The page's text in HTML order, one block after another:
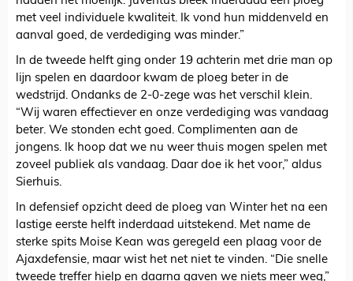
met veel individuele kwaliteit. Ik vond hun middenveld en
aanval goed, de verdediging was minder.”
In de tweede helft ging onder 19 achterin met drie man op
lijn spelen en daardoor kwam de ploeg beter in de
wedstrijd. Ondanks de 2-0-zege was het verschil klein.
“Wij waren effectiever en onze verdediging was vandaag
beter. We stonden echt goed. Complimenten aan de
jongens. Ik hoop dat we nu weer thuis mogen spelen met
zoveel publiek als vandaag. Daar doe ik het voor,” aldus
Sierhuis.
In defensief opzicht deed de ploeg van Winter het na een
lastige eerste helft inderdaad uitstekend. Met name de
sterke spits Moise Kean was geregeld een plaag voor de
Ajaxdefensie, maar wist het net niet te vinden. “Die snelle
tweede treffer hielp en daarna gaven we niets meer weg,”